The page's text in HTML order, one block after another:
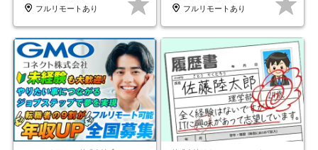
フルリモートあり
フルリモートあり